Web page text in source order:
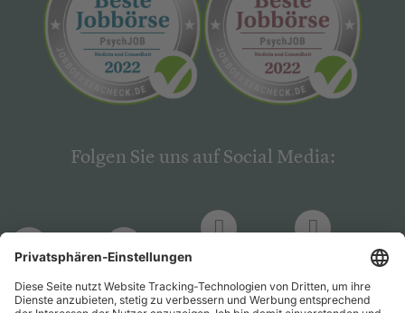
Folgen Sie uns auf Social Media:
Hogrefe Hogrefe